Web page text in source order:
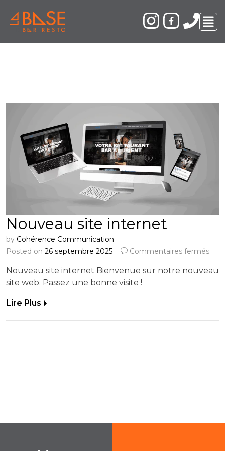
Nouveau site internet
by Cohérence Communication
Posted on 26 septembre 2025 Commentaires fermés
Nouveau site internet Bienvenue sur notre nouveau
site web. Passez une bonne visite !
Lire Plus